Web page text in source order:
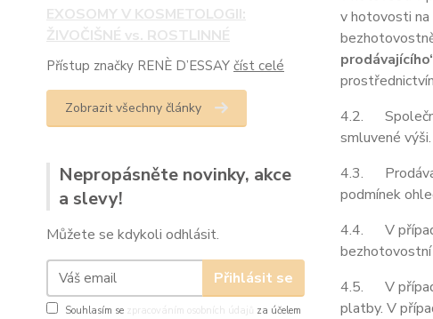
EXOSOMY V KOSMETOLOGII:
ŽIVOČIŠNÉ vs. ROSTLINNÉ
Přístup značky RENÈ D’ESSAY číst celé
Zobrazit všechny články
Nepropásněte novinky, akce
a slevy!
Můžete se kdykoli odhlásit.
Přihlásit se
Souhlasím se zpracováním osobních údajů
za účelem
v hotovosti na
4.2. Společně
smluvené
4.3.
podmínek
4.4. V
4.5. V
platby. V